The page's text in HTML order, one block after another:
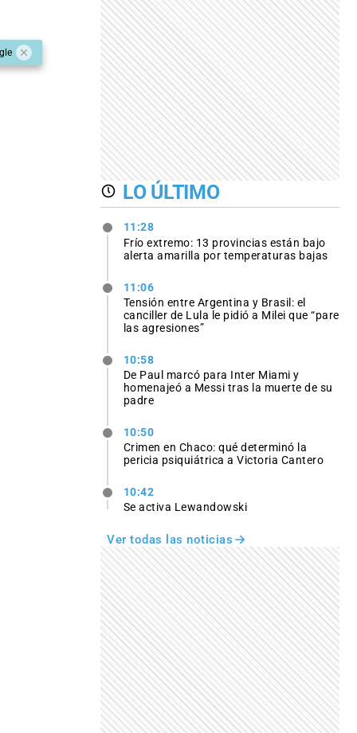
LO ÚLTIMO
11:28
Frío extremo: 13 provincias están bajo
alerta amarilla por temperaturas bajas
11:06
Tensión entre Argentina y Brasil: el
canciller de Lula le pidió a Milei que “pare
las agresiones”
10:58
De Paul marcó para Inter Miami y
homenajeó a Messi tras la muerte de su
padre
10:50
Crimen en Chaco: qué determinó la
pericia psiquiátrica a Victoria Cantero
10:42
Se activa Lewandowski
Ver todas las noticias